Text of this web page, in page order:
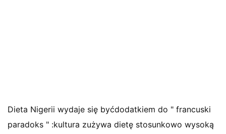
Dieta Nigerii wydaje się byćdodatkiem do " francuski
paradoks " :kultura zużywa dietę stosunkowo wysoką